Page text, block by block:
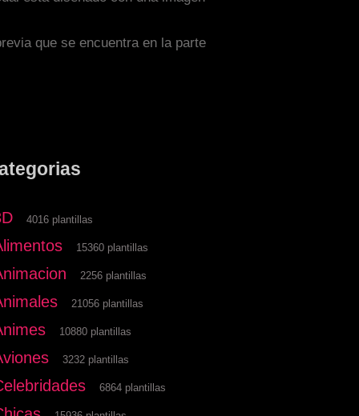
que se encuentra en la parte
4016 plantillas
15360 plantillas
2256 plantillas
21056 plantillas
10880 plantillas
3232 plantillas
6864 plantillas